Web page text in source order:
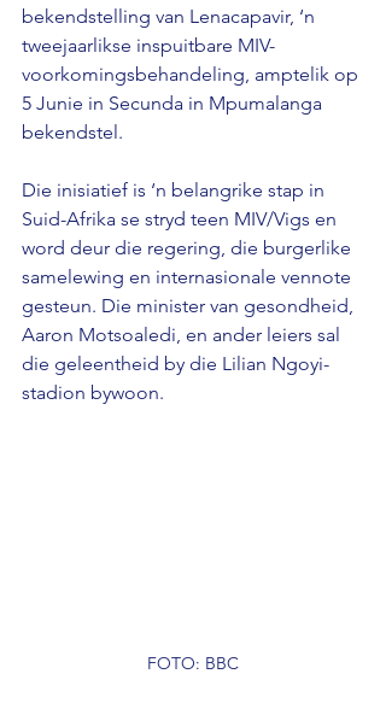
bekendstelling van Lenacapavir, ‘n
tweejaarlikse inspuitbare MIV-
voorkomingsbehandeling, amptelik op
5 Junie in Secunda in Mpumalanga
bekendstel.
Die inisiatief is ‘n belangrike stap in
Suid-Afrika se stryd teen MIV/Vigs en
word deur die regering, die burgerlike
samelewing en internasionale vennote
gesteun. Die minister van gesondheid,
Aaron Motsoaledi, en ander leiers sal
die geleentheid by die Lilian Ngoyi-
stadion bywoon.
FOTO: BBC